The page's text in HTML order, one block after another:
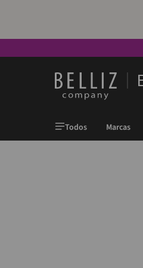
Marcas
Todos